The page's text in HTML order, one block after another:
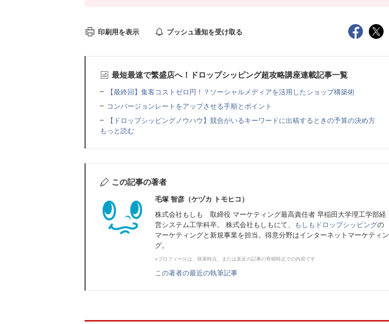
印刷用を表示 プッシュ通知を受け取る
最短最速で繁盛店へ！ドロップシッピング超攻略講座連載記事一覧
【最終回】集客コストゼロ円！？ソーシャルメディアを活用したショップ構築術
コンバージョンレートをアップさせる手順とポイント
【ドロップシッピングノウハウ】競合がいるキーワードに出稿するときの予算の決め方
もっと読む
この記事の著者
毛塚 智彦（ケヅカ トモヒコ）
株式会社もしも 取締役 マーケティング最高責任者 早稲田大学理工学部経
営システム工学科卒。 株式会社もしもにて、 もしもドロップシッピングの
マーケティングと新規事業を担当。得意分野はインターネットマーケティン
グ。
※プロフィールは、執筆時点、または直近の記事の寄稿時点での内容です
この著者の最近の執筆記事